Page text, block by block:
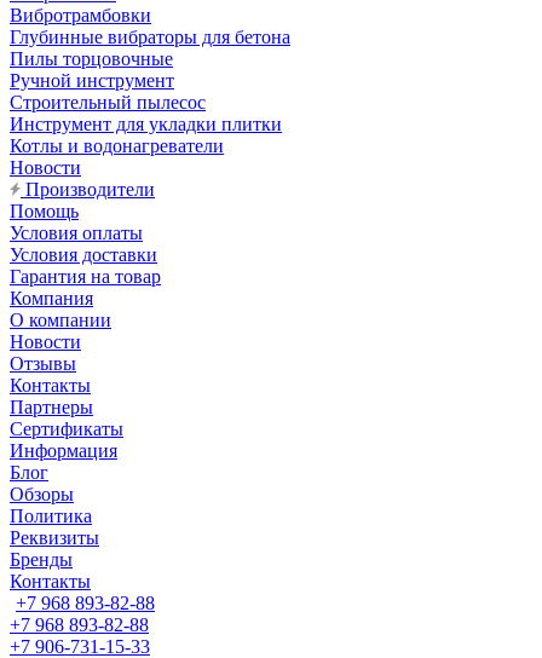
Вибротрамбовки
Глубинные вибраторы для бетона
Пилы торцовочные
Ручной инструмент
Строительный пылесос
Инструмент для укладки плитки
Котлы и водонагреватели
Новости
Производители
Помощь
Условия оплаты
Условия доставки
Гарантия на товар
Компания
О компании
Новости
Отзывы
Контакты
Партнеры
Сертификаты
Информация
Блог
Обзоры
Политика
Реквизиты
Бренды
Контакты
+7 968 893-82-88
+7 968 893-82-88
+7 906-731-15-33